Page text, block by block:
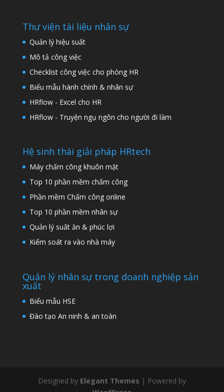
Thư viện tài liệu nhân sự
Quản lý hiệu suất
Mô tả công việc
Checklist công việc cho phòng HR
Biểu mẫu hành chính & nhân sự
HRflow - Excel cho HR
HRflow - Truyện ngụ ngôn cho người đi làm
Hệ sinh thái giải pháp HRtech
Máy chấm công khuôn mặt
Top 10 phần mềm chấm công
Phần mềm Chấm công online
Top 10 phần mềm nhân sự
Quản lý suất ăn & phúc lợi
Kiểm soát ra vào nhà máy
Quản lý nhân sự trong doanh nghiệp sản
xuất
Biểu mẫu HSE
Đào tạo An ninh & an toàn
Designed by Elegant Themes | Powered by